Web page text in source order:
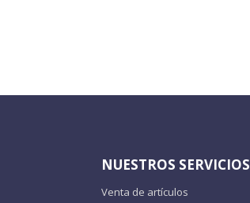
NUESTROS SERVICIOS
Venta de artículos